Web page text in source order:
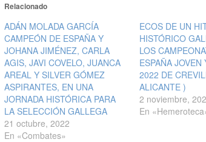
Relacionado
ADÁN MOLADA GARCÍA
CAMPEÓN DE ESPAÑA Y
JOHANA JIMÉNEZ, CARLA
AGIS, JAVI COVELO, JUANCA
AREAL Y SILVER GÓMEZ
ASPIRANTES, EN UNA
JORNADA HISTÓRICA PARA
LA SELECCIÓN GALLEGA
21 octubre, 2022
En «Combates»
ECOS DE UN
HISTÓRICO
LOS
ESPAÑA JOVEN
2022 DE
ALICANTE )
2 noviembre,
En